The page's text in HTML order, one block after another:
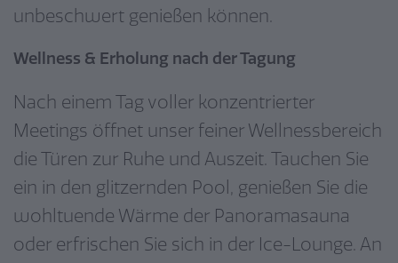
unbeschwert genießen können.
Wellness & Erholung nach der Tagung
Nach einem Tag voller konzentrierter
Meetings öffnet unser feiner Wellnessbereich
die Türen zur Ruhe und Auszeit. Tauchen Sie
ein in den glitzernden Pool, genießen Sie die
wohltuende Wärme der Panoramasauna
oder erfrischen Sie sich in der Ice-Lounge. An